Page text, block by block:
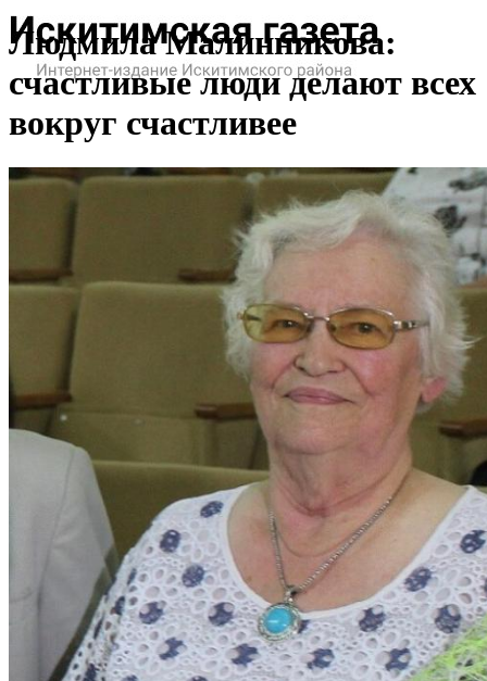
Людмила Малинникова:
счастливые люди делают всех
вокруг счастливее